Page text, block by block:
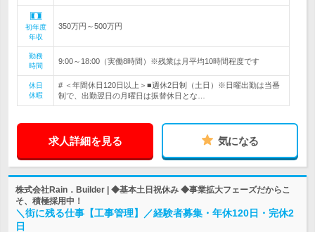
初年度
年収
350万円～500万円
勤務
時間
9:00～18:00（実働8時間）※残業は月平均10時間程度です
休日
休暇
# ＜年間休日120日以上＞■週休2日制（土日）※日曜出勤は当番
制で、出勤翌日の月曜日は振替休日とな…
求人詳細を見る 気になる
株式会社Rain．Builder | ◆基本土日祝休み ◆事業拡大フェーズだからこ
そ、積極採用中！
＼街に残る仕事【工事管理】／経験者募集・年休120日・完休2
日